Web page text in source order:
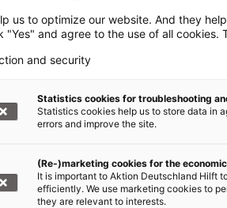
Nothilfe Ukraine
1020 30, BIC: BFSWDE33XXX
spenden!
us to optimize our website. And they
"Yes" and agree to the use of all cookies.
and security
Statistics cookies for troubleshooting
Statistics cookies help us to store data in
errors and improve the site.
(Re-)marketing cookies for the
It is important to Aktion Deutschland Hilft
efficiently. We use marketing cookies to
they are relevant to interests.